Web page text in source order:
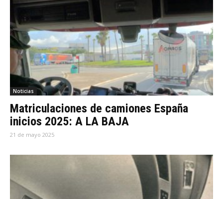
Noticias
Matriculaciones de camiones España
inicios 2025: A LA BAJA
21 de mayo 2025